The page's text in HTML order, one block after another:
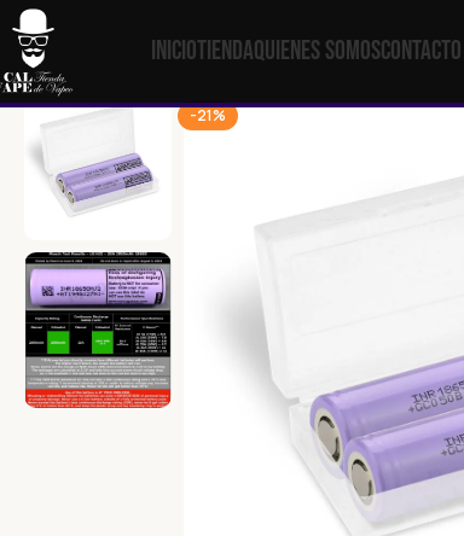
InicioTiendaQuienes SomosContacto
-21%